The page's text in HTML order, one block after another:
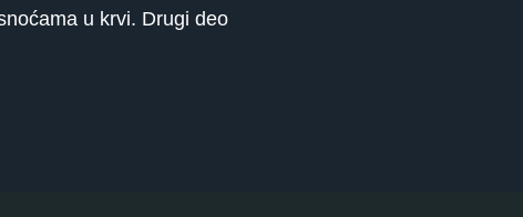
u krvi. Drugi deo